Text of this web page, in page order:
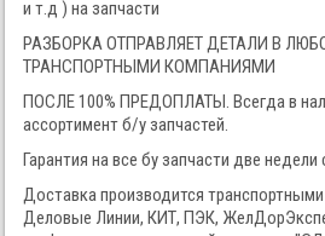
и т.д ) на запчасти
РАЗБОРКА ОТПРАВЛЯЕТ ДЕТАЛИ В
ТРАНСПОРТНЫМИ КОМПАНИЯМИ
ПОСЛЕ 100% ПРЕДОПЛАТЫ. Всегда в
ассортимент б/у запчастей.
Гарантия на все бу запчасти две
Доставка производится
Деловые Линии, КИТ, ПЭК,